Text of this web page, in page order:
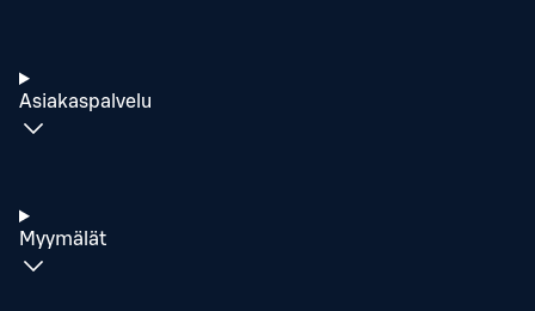
Asiakaspalvelu
Myymälät